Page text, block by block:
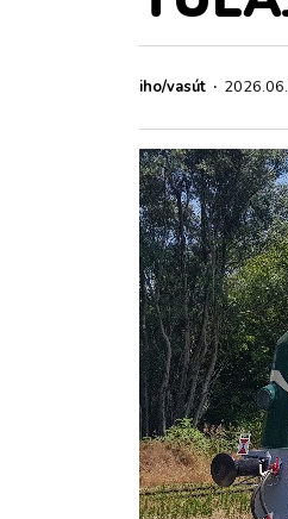
HAJÓZÁS
ARCHÍVUM
WEBSHOP
BELÉPÉS
REGISZTRÁCIÓ
iho/vasút ·